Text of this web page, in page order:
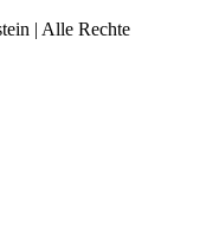
| Alle Rechte